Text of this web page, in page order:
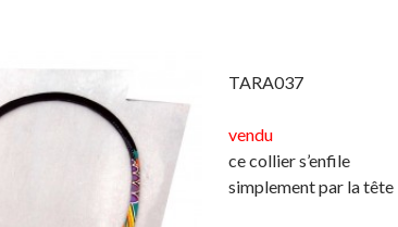
TARA037
vendu
ce collier s’enfile
simplement par la tête